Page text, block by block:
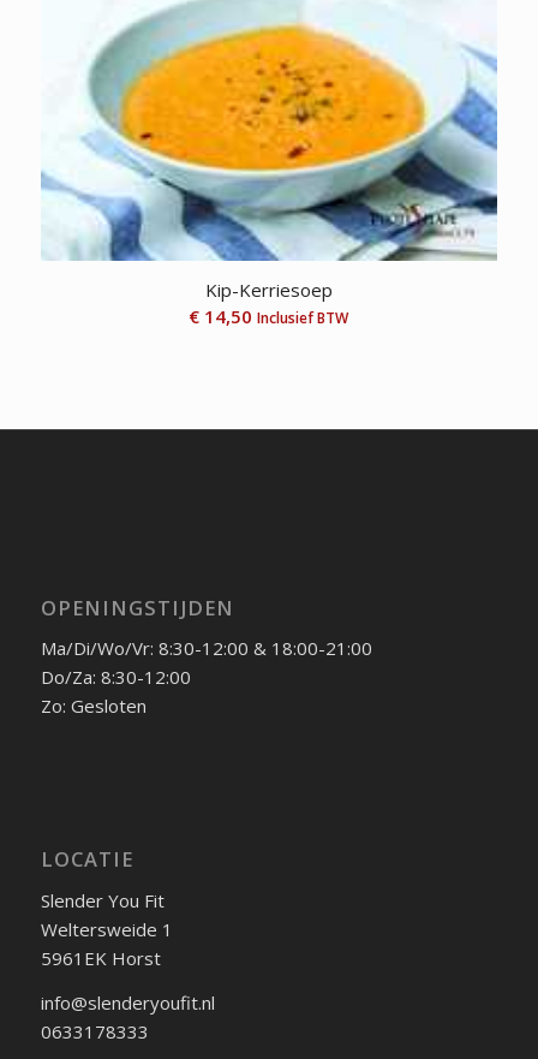
Kip-Kerriesoep
€ 14,50 Inclusief BTW
OPENINGSTIJDEN
Ma/Di/Wo/Vr: 8:30-12:00 & 18:00-21:00
Do/Za: 8:30-12:00
Zo: Gesloten
LOCATIE
Slender You Fit
Weltersweide 1
5961EK Horst
info@slenderyoufit.nl
0633178333